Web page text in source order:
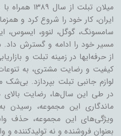
میلان تبلت از
ایران، کار خود را شروع کرد و
سامسونگ، گوگل، لنوو، ایسوس،
مسیر خود را ادامه و گسترش
از حرفه‌ایها در زمینه تبلت و
کیفیت و رضایت مشتری، به
لوازم جانبی تبلت بپردازد. بی‌شک
در طی این سال‌ها، رضایت بالای
ماندگاری این مجموعه،
ویژگی‌های این مجموعه، حذف
بعنوان فروشنده و نه تولیدکننده و